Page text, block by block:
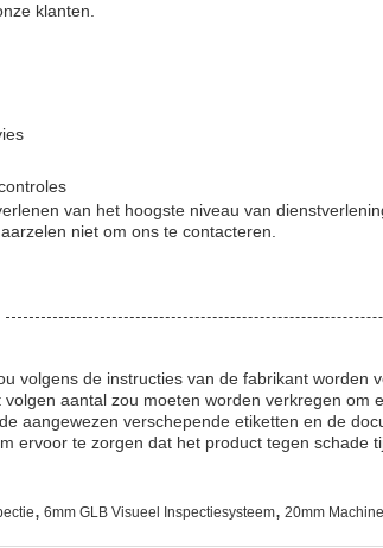
klanten.
van het hoogste niveau van
niet om ons te contacteren.
volgens de instructies van de fabrikant worden
aantal zou moeten worden verkregen om
aangewezen verschepende etiketten en de
ervoor te zorgen dat het product tegen schade
, 6mm GLB Visueel Inspectiesysteem, 20mm